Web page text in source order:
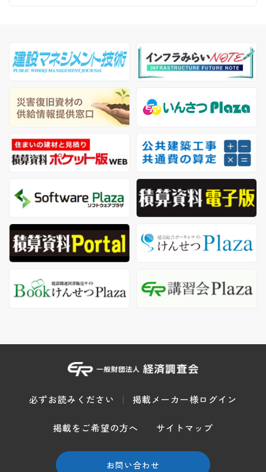
必ずお読みください 掲載メーカー様ログイン
掲載をご希望の方へ サイトマップ
お問い合わせ